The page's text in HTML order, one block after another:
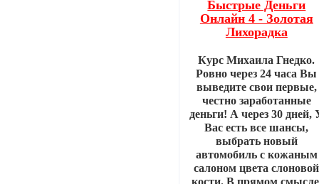
Быстрые Деньги
Онлайн 4 - Золотая
Лихорадка
Курс Михаила Гнедко.
Ровно через 24 часа Вы
выведите свои первые,
честно заработанные
деньги! А через 30 дней,
Вас есть все шансы,
выбрать новый
автомобиль с кожаным
салоном цвета слоновой
кости. В прямом